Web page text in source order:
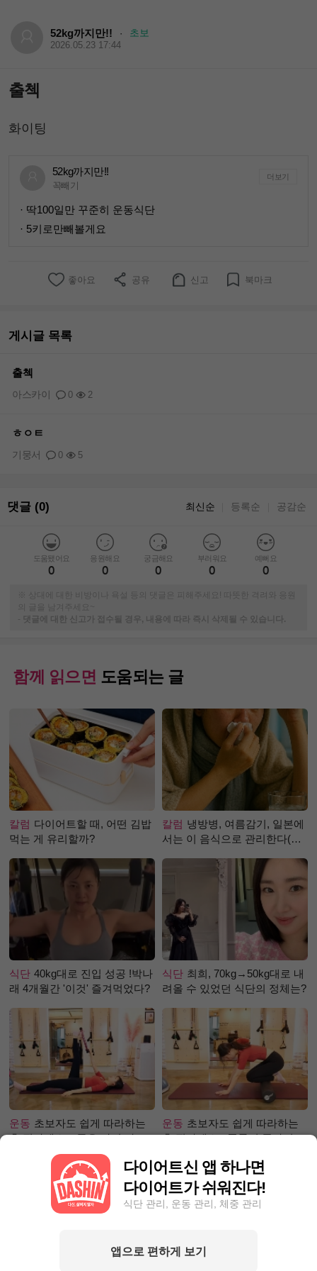
52kg까지만!! · 초보
2026.05.23 17:44
출첵
화이팅
52kg까지만!!
꼭빼기
더보기
· 딱100일만 꾸준히 운동식단
· 5키로만빼볼게요
좋아요 공유 신고 북마크
게시글 목록
출첵
0 2
아스카이
ㅎㅇㅌ
0 5
기뭉서
댓글 (0) 최신순 등록순 공감순
도움됐어요
0
응원해요
0
궁금해요
0
부러워요
0
예뻐요
0
※ 상대에 대한 비방이나 욕설 등의 댓글은 피해주세요! 따뜻한 격려와 응원
의 글을 남겨주세요~
-
댓글에 대한 신고가 접수될 경우, 내용에 따라 즉시 삭제될 수 있습니다.
함께 읽으면 도움되는 글
칼럼 다이어트할 때, 어떤 김밥
먹는 게 유리할까?
칼럼 냉방병, 여름감기, 일본에
서는 이 음식으로 관리한다(생
식단 40kg대로 진입 성공 !박나
래 4개월간 '이것' 즐겨먹었다?
식단 최희, 70kg→50kg대로 내
려올 수 있었던 식단의 정체는?
운동 초보자도 쉽게 따라하는
홈 필라테스 – 곧은 다리 라인
운동 초보자도 쉽게 따라하는
홈 필라테스 - 폼롤러 종아리 알
다이어트신 앱 하나면
다이어트가 쉬워진다!
식단 관리, 운동 관리, 체중 관리
앱으로 편하게 보기